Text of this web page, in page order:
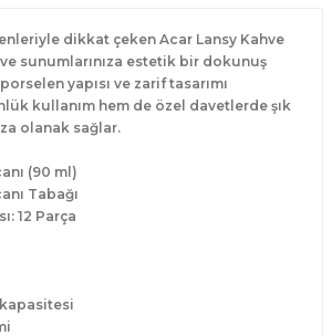
dikkat çeken Acar Lansy Kahve
sunumlarınıza estetik bir dokunuş
yapısı ve zarif tasarımı
kullanım hem de özel davetlerde şık
olanak sağlar.
(90 ml)
Tabağı
12 Parça